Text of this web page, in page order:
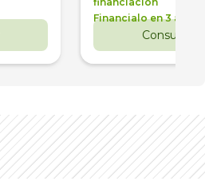
Financialo en 3 años
Consultar